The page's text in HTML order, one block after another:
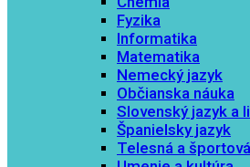
Fyzika
Informatika
Matematika
Nemecký jazyk
Občianska náuka
Slovenský jazyk a
Španielsky jazyk
Telesná a